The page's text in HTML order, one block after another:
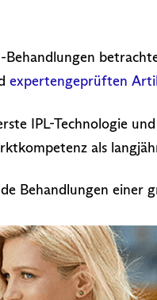
expertengeprüften
IPL-Technologie
als
Behandlungen einer